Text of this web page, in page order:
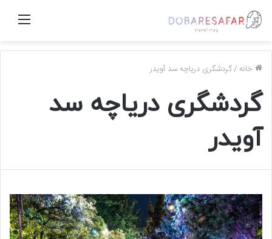
منو
خانه /گردشگری دریاچه سد آویدر
گردشگری دریاچه سد
آویدر